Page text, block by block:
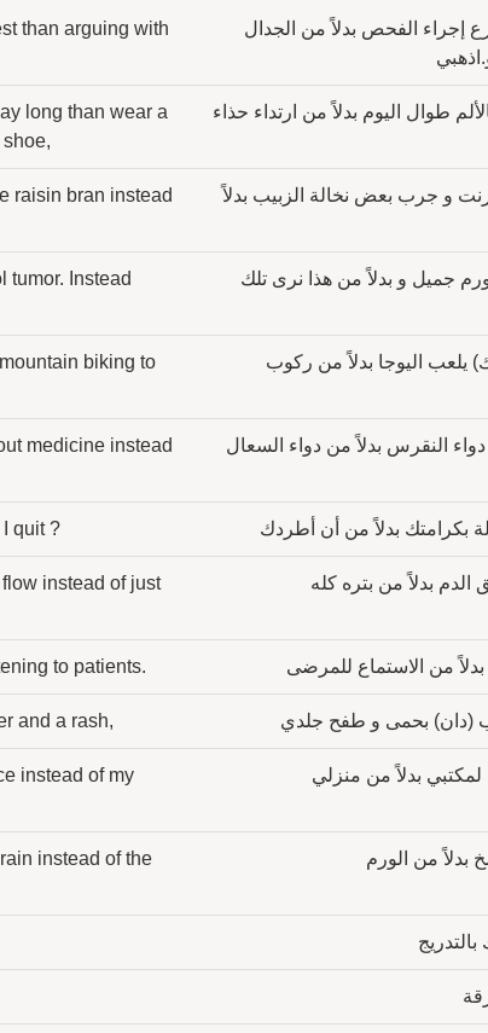
إجراء الفحص بدلاً من الجدال
than arguing with
طوال اليوم بدلاً من ارتداء حذاء
long than wear a
و جرب بعض نخالة الزبيب بدلاً
raisin bran instead
جميل و بدلاً من هذا نرى تلك
tumor. Instead
يلعب اليوجا بدلاً من ركوب
biking to
النقرس بدلاً من دواء السعال
medicine instead
بكرامتك بدلاً من أن أطردك quit ?
بدلاً من بتره كله
instead of just
من الاستماع للمرضى to patients.
(دان) بحمى و طفح جلدي and a rash,
لمكتبي بدلاً من منزلي
instead of my
بدلاً من الورم
instead of the